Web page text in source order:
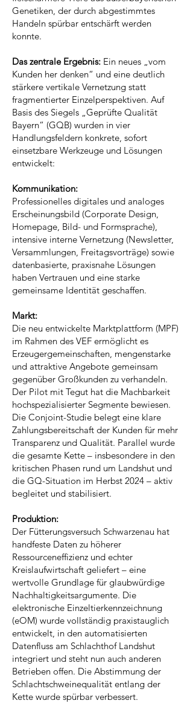
Genetiken, der durch abgestimmtes
Handeln spürbar entschärft werden
konnte.
Das zentrale Ergebnis: Ein neues „vom
Kunden her denken“ und eine deutlich
stärkere vertikale Vernetzung statt
fragmentierter Einzelperspektiven. Auf
Basis des Siegels „Geprüfte Qualität
Bayern“ (GQB) wurden in vier
Handlungsfeldern konkrete, sofort
einsetzbare Werkzeuge und Lösungen
entwickelt:
Kommunikation:
Professionelles digitales und analoges
Erscheinungsbild (Corporate Design,
Homepage, Bild- und Formsprache),
intensive interne Vernetzung (Newsletter,
Versammlungen, Freitagsvorträge) sowie
datenbasierte, praxisnahe Lösungen
haben Vertrauen und eine starke
gemeinsame Identität geschaffen.
Markt:
Die neu entwickelte Marktplattform (MPF)
im Rahmen des VEF ermöglicht es
Erzeugergemeinschaften, mengenstarke
und attraktive Angebote gemeinsam
gegenüber Großkunden zu verhandeln.
Der Pilot mit Tegut hat die Machbarkeit
hochspezialisierter Segmente bewiesen.
Die Conjoint-Studie belegt eine klare
Zahlungsbereitschaft der Kunden für mehr
Transparenz und Qualität. Parallel wurde
die gesamte Kette – insbesondere in den
kritischen Phasen rund um Landshut und
die GQ-Situation im Herbst 2024 – aktiv
begleitet und stabilisiert.
Produktion:
Der Fütterungsversuch Schwarzenau hat
handfeste Daten zu höherer
Ressourceneffizienz und echter
Kreislaufwirtschaft geliefert – eine
wertvolle Grundlage für glaubwürdige
Nachhaltigkeitsargumente. Die
elektronische Einzeltierkennzeichnung
(eOM) wurde vollständig praxistauglich
entwickelt, in den automatisierten
Datenfluss am Schlachthof Landshut
integriert und steht nun auch anderen
Betrieben offen. Die Abstimmung der
Schlachtschweinequalität entlang der
Kette wurde spürbar verbessert.